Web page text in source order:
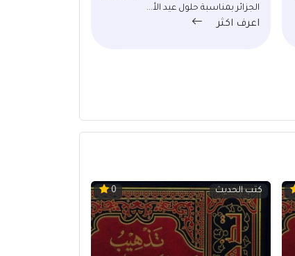
الجزائر بمناسبة حلول عيد الأ...
اعرف اكثر
كتب الحديث 0